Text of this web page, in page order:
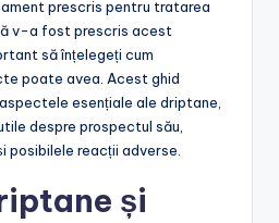
prescris pentru tratarea
v-a fost prescris acest
să înțelegeți cum
poate avea. Acest ghid
esențiale ale driptane,
despre prospectul său,
posibilele reacții adverse.
și